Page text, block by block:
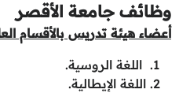
وظائف جامعة الأقصر
أعضاء هيئة تدريس بالأقسام
اللغة الروسية.
اللغة الإيطالية.